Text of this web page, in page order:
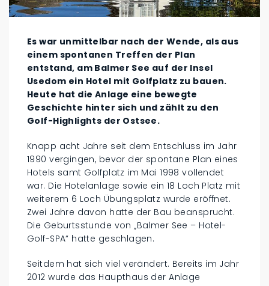
Es war unmittelbar nach der Wende, als aus
einem spontanen Treffen der Plan
entstand, am Balmer See auf der Insel
Usedom ein Hotel mit Golfplatz zu bauen.
Heute hat die Anlage eine bewegte
Geschichte hinter sich und zählt zu den
Golf-Highlights der Ostsee.
Knapp acht Jahre seit dem Entschluss im Jahr
1990 vergingen, bevor der spontane Plan eines
Hotels samt Golfplatz im Mai 1998 vollendet
war. Die Hotelanlage sowie ein 18 Loch Platz mit
weiterem 6 Loch Übungsplatz wurde eröffnet.
Zwei Jahre davon hatte der Bau beansprucht.
Die Geburtsstunde von „Balmer See – Hotel-
Golf-SPA“ hatte geschlagen.
Seitdem hat sich viel verändert. Bereits im Jahr
2012 wurde das Haupthaus der Anlage